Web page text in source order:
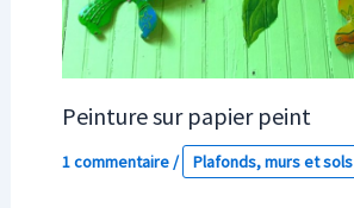
Peinture sur papier peint
1 commentaire/ Plafonds, murs et sols